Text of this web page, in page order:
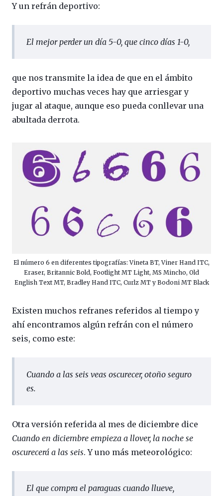
Y un refrán deportivo:
El mejor perder un día 5-0, que cinco días 1-0,
que nos transmite la idea de que en el ámbito
deportivo muchas veces hay que arriesgar y
jugar al ataque, aunque eso pueda conllevar una
abultada derrota.
El número 6 en diferentes tipografías: Vineta BT, Viner Hand ITC,
Eraser, Britannic Bold, Footlight MT Light, MS Mincho, Old
English Text MT, Bradley Hand ITC, Curlz MT y Bodoni MT Black
Existen muchos refranes referidos al tiempo y
ahí encontramos algún refrán con el número
seis, como este:
Cuando a las seis veas oscurecer, otoño seguro
es.
Otra versión referida al mes de diciembre dice
Cuando en diciembre empieza a llover, la noche se
oscurecerá a las seis. Y uno más meteorológico:
El que compra el paraguas cuando llueve,